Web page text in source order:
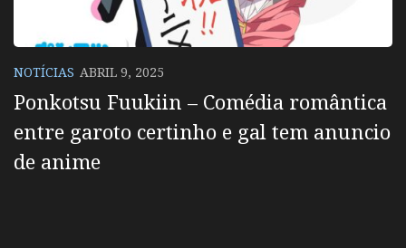
NOTÍCIAS ABRIL 9, 2025
Ponkotsu Fuukiin – Comédia romântica
entre garoto certinho e gal tem anuncio
de anime